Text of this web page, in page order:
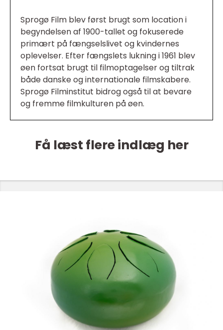
Sprogø Film blev først brugt som location i
begyndelsen af 1900-tallet og fokuserede
primært på fængselslivet og kvindernes
oplevelser. Efter fængslets lukning i 1961 blev
øen fortsat brugt til filmoptagelser og tiltrak
både danske og internationale filmskabere.
Sprogø Filminstitut bidrog også til at bevare
og fremme filmkulturen på øen.
Få læst flere indlæg her